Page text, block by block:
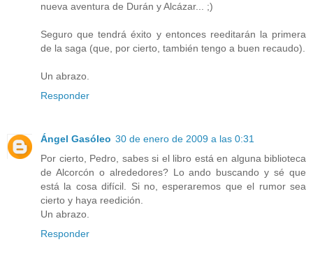
nueva aventura de Durán y Alcázar... ;)
Seguro que tendrá éxito y entonces reeditarán la primera
de la saga (que, por cierto, también tengo a buen recaudo).
Un abrazo.
Responder
Ángel Gasóleo 30 de enero de 2009 a las 0:31
Por cierto, Pedro, sabes si el libro está en alguna biblioteca
de Alcorcón o alrededores? Lo ando buscando y sé que
está la cosa difícil. Si no, esperaremos que el rumor sea
cierto y haya reedición.
Un abrazo.
Responder